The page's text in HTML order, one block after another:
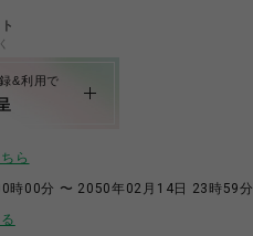
&利用で
ら
時00分 〜 2050年02月14日 23時59分